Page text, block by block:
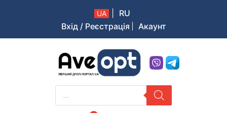
UA
RU
Вхід / Реєстрація
Акаунт
Aveopt – оптова дропшипінг платформа в Україні
PRODUCTS
SEARCH